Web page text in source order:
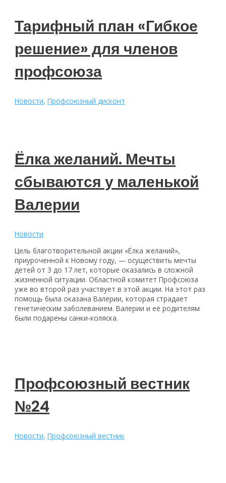
Тарифный план «Гибкое
решение» для членов
профсоюза
Новости,Профсоюзный дисконт
Ёлка желаний. Мечты
сбываются у маленькой
Валерии
Новости
Цель благотворительной акции «Ёлка желаний»,
приуроченной к Новому году, — осуществить мечты
детей от 3 до 17 лет, которые оказались в сложной
жизненной ситуации. Областной комитет Профсоюза
уже во второй раз участвует в этой акции. На этот раз
помощь была оказана Валерии, которая страдает
генетическим заболеванием. Валерии и её родителям
были подарены санки-коляска.
Профсоюзный вестник
№24
Новости,Профсоюзный вестник